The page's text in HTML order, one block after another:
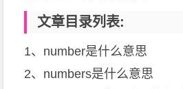
文章目录列表:
1、 number是什么意思
2、 numbers是什么意思